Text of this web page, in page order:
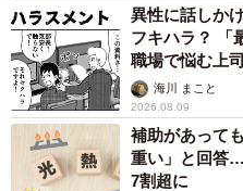
「母が認知症になり父も危
で口座が凍結される』と聞い
見人などより少し手軽な『指
ると知って、一緒に銀行を
母の入院などがあり管理が
ん私が管理する範囲を増やし
異性に話しか
フキハラ？ 「
職場で悩む上
海川 まこと
2026.08.09
補助があって
重い」と回答
7割超に